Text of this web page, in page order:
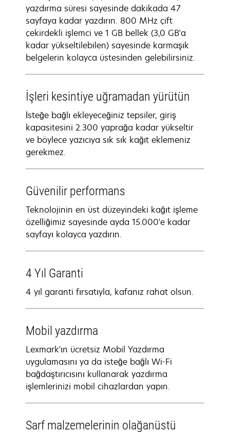
yazdırma süresi sayesinde dakikada 47
sayfaya kadar yazdırın. 800 MHz çift
çekirdekli işlemci ve 1 GB bellek (3,0 GB'a
kadar yükseltilebilen) sayesinde karmaşık
belgelerin kolayca üstesinden gelebilirsiniz.
İşleri kesintiye uğramadan yürütün
İsteğe bağlı ekleyeceğiniz tepsiler, giriş
kapasitesini 2.300 yaprağa kadar yükseltir
ve böylece yazıcıya sık sık kağıt eklemeniz
gerekmez.
Güvenilir performans
Teknolojinin en üst düzeyindeki kağıt işleme
özelliğimiz sayesinde ayda 15.000'e kadar
sayfayı kolayca yazdırın.
4 Yıl Garanti
4 yıl garanti fırsatıyla, kafanız rahat olsun.
Mobil yazdırma
Lexmark'ın ücretsiz Mobil Yazdırma
uygulamasını ya da isteğe bağlı Wi-Fi
bağdaştırıcısını kullanarak yazdırma
işlemlerinizi mobil cihazlardan yapın.
Sarf malzemelerinin olağanüstü